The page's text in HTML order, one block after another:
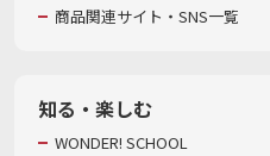
商品関連サイト・SNS一覧
知る・楽しむ
WONDER! SCHOOL